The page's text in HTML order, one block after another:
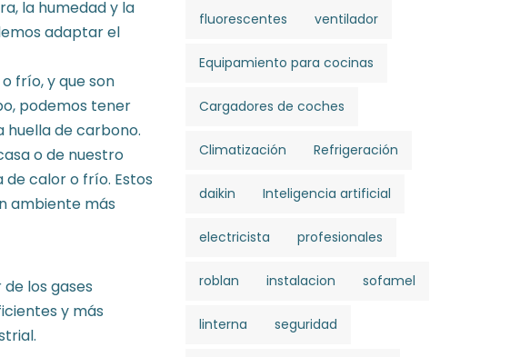
la humedad y la
adaptar el
frío, y que son
podemos tener
de carbono.
o de nuestro
calor o frío. Estos
ambiente más
los gases
y más
fluorescentes ventilador
Equipamiento para cocinas
Cargadores de coches
Climatización Refrigeración
daikin Inteligencia artificial
electricista profesionales
roblan instalacion sofamel
linterna seguridad